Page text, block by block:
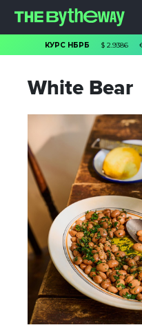
КУРС НБРБ $2.9386
White Bear